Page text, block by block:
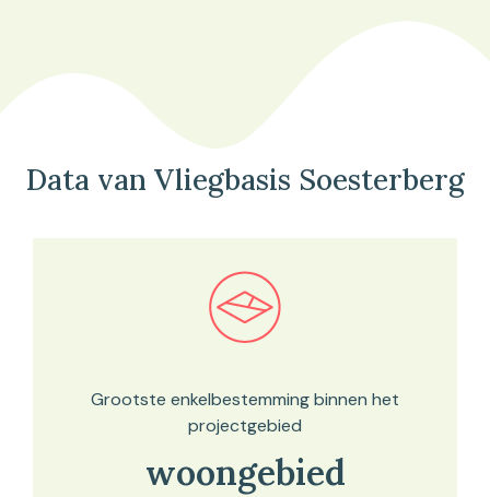
Data van Vliegbasis Soesterberg
Bekijk in onze kaartviewer
Grootste enkelbestemming binnen het
projectgebied
woongebied